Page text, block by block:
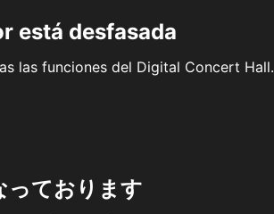
está desfasada
las funciones del Digital Concert Hall.
っております